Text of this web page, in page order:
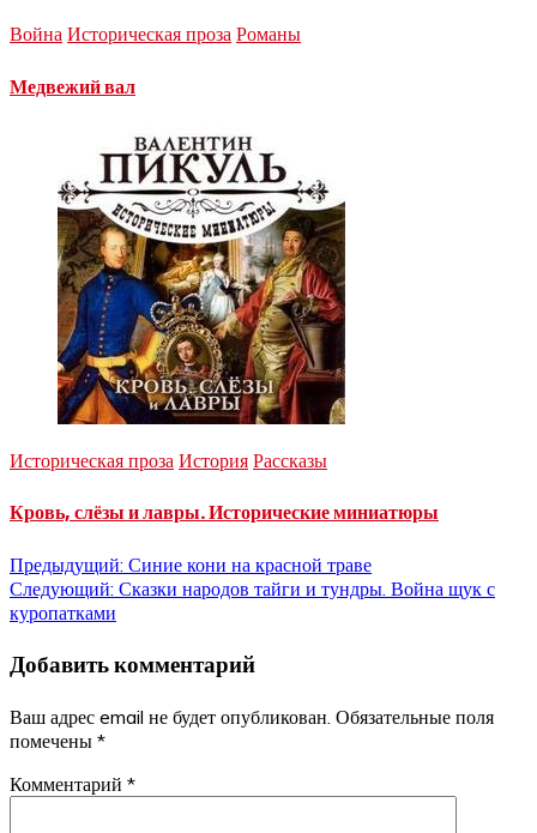
Война Историческая проза Романы
Медвежий вал
Историческая проза История Рассказы
Кровь, слёзы и лавры. Исторические миниатюры
Навигация
по
записям
Предыдущий: Синие кони на красной траве
Следующий: Сказки народов тайги и тундры. Война щук с
куропатками
Добавить комментарий
Ваш адрес email не будет опубликован. Обязательные поля
помечены *
Комментарий *